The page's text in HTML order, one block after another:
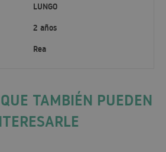
LUNGO
2 años
Rea
TAMBIÉN PUEDEN